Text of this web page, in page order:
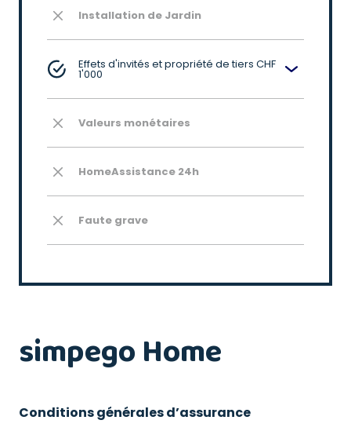
Installation de Jardin
Effets d'invités et propriété de tiers CHF
1'000
Valeurs monétaires
HomeAssistance 24h
Faute grave
simpego Home
Conditions générales d’assurance